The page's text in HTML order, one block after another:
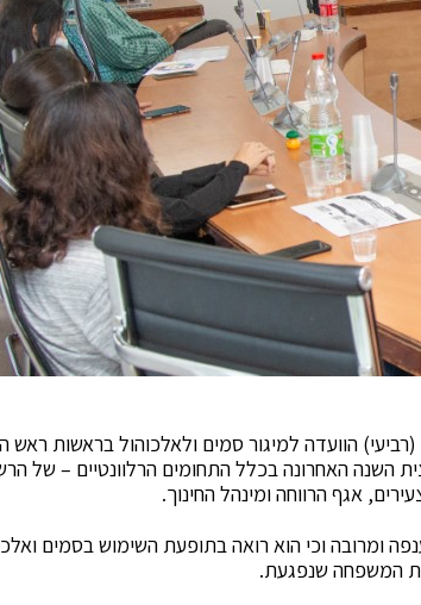
הוועדה למיגור סמים ולאלכוהול בראשות ראש
השנה האחרונה בכלל התחומים הרלוונטיים – של
אגף הרווחה ומינהל החינוך.
ומרובה וכי הוא רואה בתופעת השימוש בסמים
המשפחה שנפגעת.